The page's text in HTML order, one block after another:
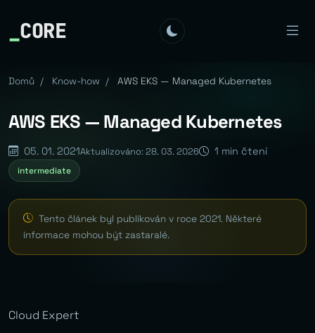
_CORE
Domů / Know-how / AWS EKS — Managed Kubernetes
AWS EKS — Managed Kubernetes
05. 01. 2021Aktualizováno: 28. 03. 2026 1 min čtení
intermediate
Tento článek byl publikován v roce 2021. Některé
informace mohou být zastaralé.
Cloud Expert